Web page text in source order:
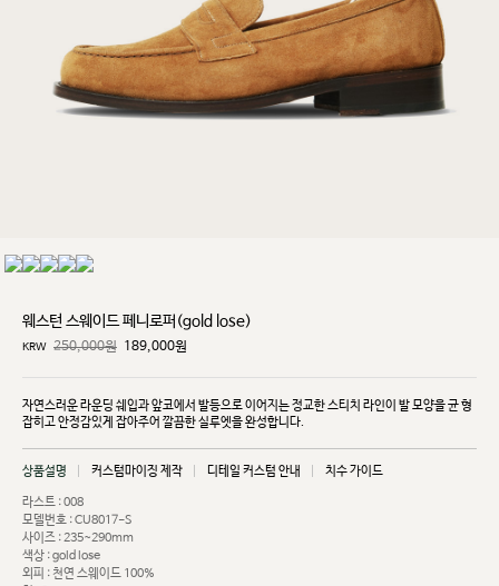
웨스턴 스웨이드 페니로퍼(gold lose)
KRW 250,000원 189,000원
자연스러운 라운딩 쉐입과 앞코에서 발등으로 이어지는 정교한 스티치 라인이 발 모양을 균형
잡히고안정감있게 잡아주어 깔끔한 실루엣을 완성합니다.
상품설명 커스텀마이징 제작 디테일 커스텀 안내 치수 가이드
라스트 : 008
모델번호 : CU8017-S
사이즈 : 235~290mm
색상 : gold lose
외피 : 천연 스웨이드 100%